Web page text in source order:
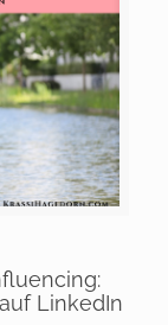
LinkedIn